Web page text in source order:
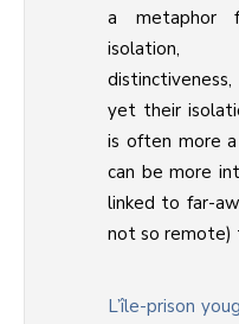
a metaphor
isolation,
distinctiveness,
yet their
is often more
can be more
linked to far-
not so remote)
L’île-prison